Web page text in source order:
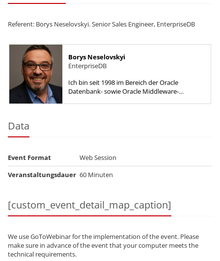
Referent: Borys Neselovskyi. Senior Sales Engineer, EnterpriseDB
Borys Neselovskyi
EnterpriseDB
Ich bin seit 1998 im Bereich der Oracle
Datenbank- sowie Oracle Middleware-
Data
Event Format
Web Session
Veranstaltungsdauer 60 Minuten
[custom_event_detail_map_caption]
We use GoToWebinar for the implementation of the event. Please
make sure in advance of the event that your computer meets the
technical requirements.